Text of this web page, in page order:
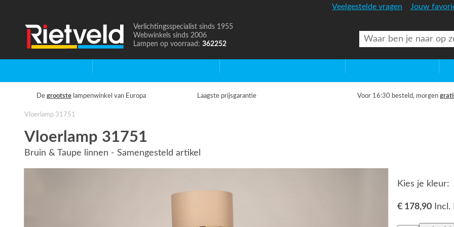
Veelgestelde vragen Jouw
Naar
de
Verlichtingsspecialist sinds 1955
Webwinkels sinds 2006
Lampen op voorraad: 362252
De grootste lampenwinkel van Europa Laagste prijsgarantie Voor 16:30 besteld, morgen
Vloerlamp 31751
Vloerlamp 31751
Bruin & Taupe linnen - Samengesteld artikel
Kies je kleur:
€ 178,90